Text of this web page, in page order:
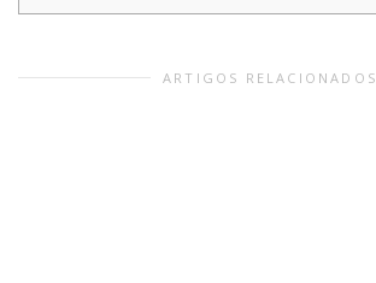
ARTIGOS RELACIONADOS